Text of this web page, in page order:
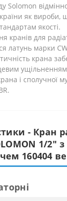
Solomon
як вироби,
якості.
кранів для
латунь марки
крана
і сполучної
- Кран
1/2″
160404